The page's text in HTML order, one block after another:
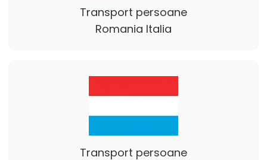
Transport persoane
Romania Italia
Transport persoane